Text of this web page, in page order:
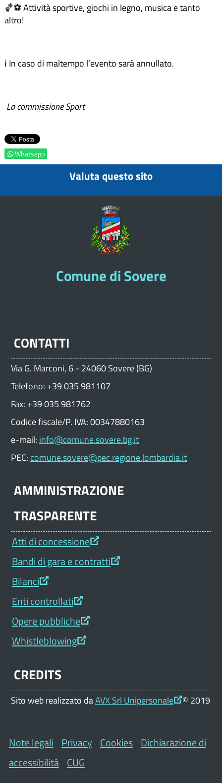
🏀⚽ Attività sportive, giochi in legno, musica e tanto
altro!
ℹ️ In caso di maltempo l’evento sarà annullato.
La commissione Sport
Whatsapp
Valuta questo sito
Comune di Sovere
CONTATTI
Via G. Marconi, 6 - 24060 Sovere (BG)
Telefono: +39 035 981107
Fax: +39 035 981762
Codice fiscale/P. IVA: 00347880163
e-mail: info@comune.sovere.bg.it
PEC: comune.sovere@pec.regione.lombardia.it
AMMINISTRAZIONE
TRASPARENTE
Atti di concessione
Bandi di gara e contratti
Bilanci
Enti controllati
Opere pubbliche
Whistleblowing
CREDITS
Sito web realizzato daAVX Srl Unipersonale © 2019
Note legali Privacy Cookies Dichiarazione di
accessibilità CUG